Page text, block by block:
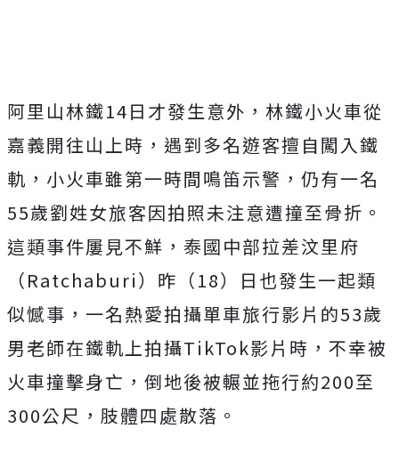
阿里山林鐵14日才發生意外，林鐵小火車從
嘉義開往山上時，遇到多名遊客擅自闖入鐵
軌，小火車雖第一時間鳴笛示警，仍有一名
55歲劉姓女旅客因拍照未注意遭撞至骨折。
這類事件屢見不鮮， 泰國中部拉差汶里府
（Ratchaburi）昨（18）日也發生一起類
似憾事，一名熱愛拍攝單車旅行影片的53歲
男老師在鐵軌上拍攝TikTok影片時，不幸被
火車撞擊身亡，倒地後被輾並拖行約200至
300公尺，肢體四處散落。